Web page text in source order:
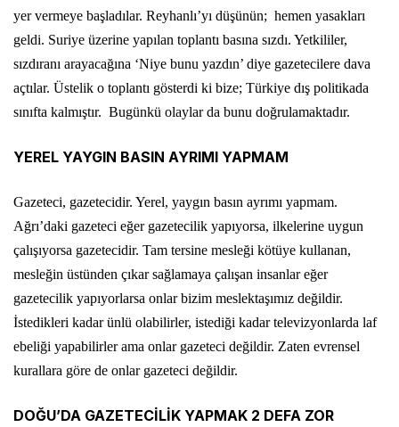
yer vermeye başladılar. Reyhanlı’yı düşünün; hemen yasakları
geldi. Suriye üzerine yapılan toplantı basına sızdı. Yetkililer,
sızdıranı arayacağına ‘Niye bunu yazdın’ diye gazetecilere dava
açtılar. Üstelik o toplantı gösterdi ki bize; Türkiye dış politikada
sınıfta kalmıştır. Bugünkü olaylar da bunu doğrulamaktadır.
YEREL YAYGIN BASIN AYRIMI YAPMAM
Gazeteci, gazetecidir. Yerel, yaygın basın ayrımı yapmam.
Ağrı’daki gazeteci eğer gazetecilik yapıyorsa, ilkelerine uygun
çalışıyorsa gazetecidir. Tam tersine mesleği kötüye kullanan,
mesleğin üstünden çıkar sağlamaya çalışan insanlar eğer
gazetecilik yapıyorlarsa onlar bizim meslektaşımız değildir.
İstedikleri kadar ünlü olabilirler, istediği kadar televizyonlarda laf
ebeliği yapabilirler ama onlar gazeteci değildir. Zaten evrensel
kurallara göre de onlar gazeteci değildir.
DOĞU’DA GAZETECİLİK YAPMAK 2 DEFA ZOR